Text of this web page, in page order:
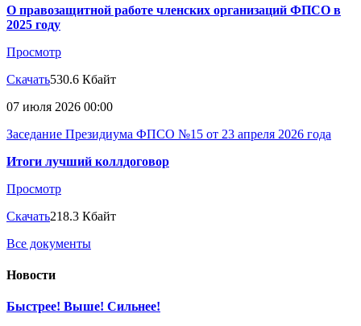
О правозащитной работе членских организаций ФПСО в
2025 году
Просмотр
Скачать530.6 Кбайт
07 июля 2026 00:00
Заседание Президиума ФПСО №15 от 23 апреля 2026 года
Итоги лучший коллдоговор
Просмотр
Скачать218.3 Кбайт
Все документы
Новости
Быстрее! Выше! Сильнее!